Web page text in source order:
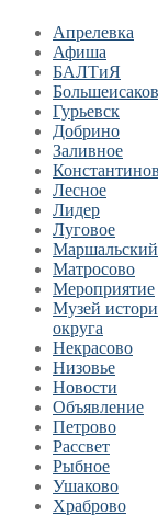
Апрелевка
Афиша
БАЛТиЯ
Гурьевск
Добрино
Заливное
Лесное
Лидер
Луговое
Маршальский
Матросово
Мероприятие
Музей
округа
Некрасово
Низовье
Новости
Объявление
Петрово
Рассвет
Рыбное
Ушаково
Храброво